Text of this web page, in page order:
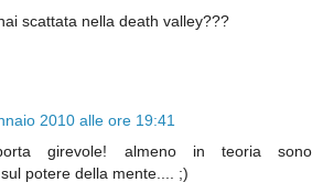
scattata nella death valley???
2010 alle ore 19:41
girevole! almeno in teoria sono
potere della mente.... ;)